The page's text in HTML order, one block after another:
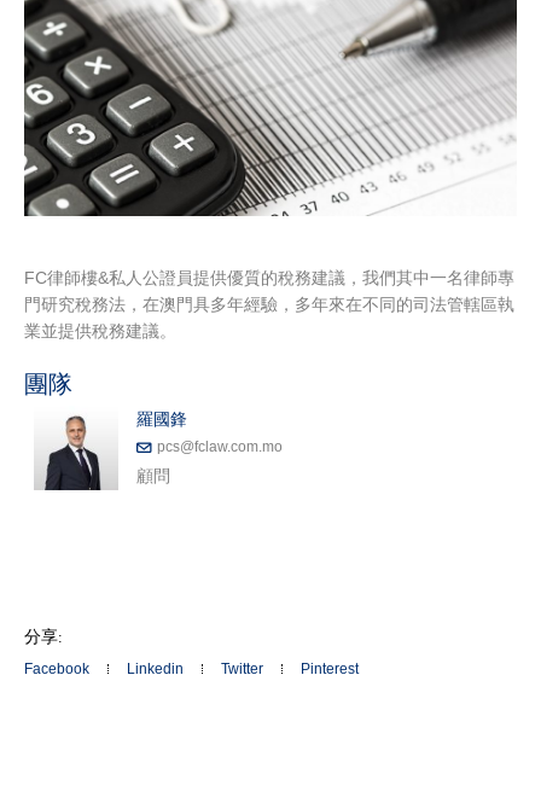
FC律師樓&私人公證員提供優質的稅務建議，我們其中一名律師專
門研究稅務法，在澳門具多年經驗，多年來在不同的司法管轄區執
業並提供稅務建議。
團隊
羅國鋒
pcs@fclaw.com.mo
顧問
分享:
Facebook Linkedin Twitter Pinterest